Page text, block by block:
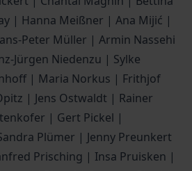
| Hanna Meißner | Ana Mijić |
Peter Müller | Armin Nassehi
Jürgen Niedenzu | Sylke
| Maria Norkus | Frithjof
| Jens Ostwaldt | Rainer
| Gert Pickel |
Plümer | Jenny Preunkert
Prisching | Insa Pruisken |